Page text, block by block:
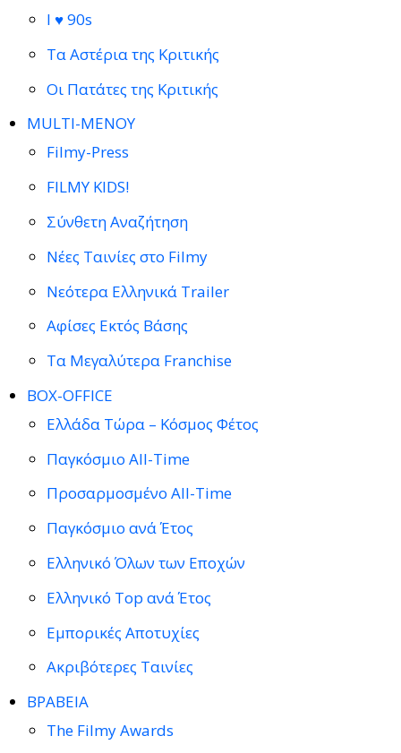
I ♥ 90s
Τα Αστέρια της Κριτικής
Οι Πατάτες της Κριτικής
MULTI-ΜΕΝΟΥ
Filmy-Press
FILMY KIDS!
Σύνθετη Αναζήτηση
Νέες Ταινίες στο Filmy
Νεότερα Ελληνικά Trailer
Αφίσες Εκτός Βάσης
Τα Μεγαλύτερα Franchise
BOX-OFFICE
Ελλάδα Τώρα – Κόσμος Φέτος
Παγκόσμιο All-Time
Προσαρμοσμένο All-Time
Παγκόσμιο ανά Έτος
Ελληνικό Όλων των Εποχών
Ελληνικό Top ανά Έτος
Εμπορικές Αποτυχίες
Ακριβότερες Ταινίες
ΒΡΑΒΕΙΑ
The Filmy Awards